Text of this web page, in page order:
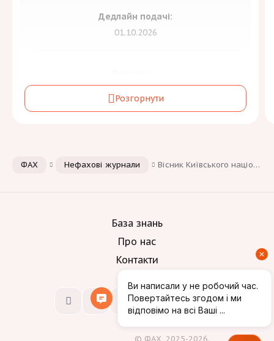
Державна науково-технічна бібліотека
України
2 на рік
Культура, мистецтво та гуманітарні науки
Мови:
Вимоги до автора
Дедлайн подачі:
01.10.2026
Розгорнути
ФАХ Нефахові журнали Вісник Київського національного університету культури і мистецтв. Серія: Аудіовізуальне мистецтво і виробництво
База знань
Про нас
Контакти